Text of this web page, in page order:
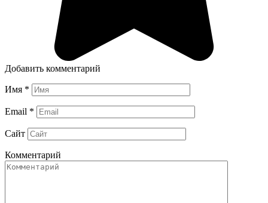
Добавить комментарий
Имя *
Email *
Сайт
Комментарий